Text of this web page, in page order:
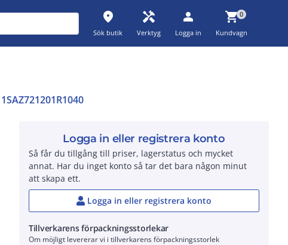
place
Sök butik
handyman
Verktyg
person
Logga in
shopping_cart0
Kundvagn
1SAZ721201R1040
Logga in eller registrera konto
Så får du tillgång till priser, lagerstatus och mycket
annat. Har du inget konto så tar det bara någon minut
att skapa ett.
Logga in eller registrera konto
Tillverkarens förpackningsstorlekar
Om möjligt levererar vi i tillverkarens förpackningsstorlek